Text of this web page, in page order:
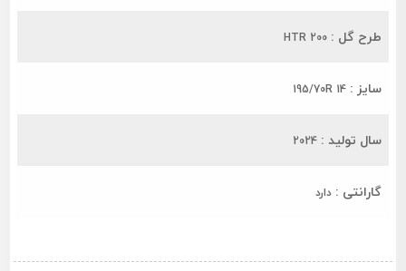
طرح گل : HTR 200
سایز : 195/70R 14
سال تولید : 2024
گارانتی : دارد